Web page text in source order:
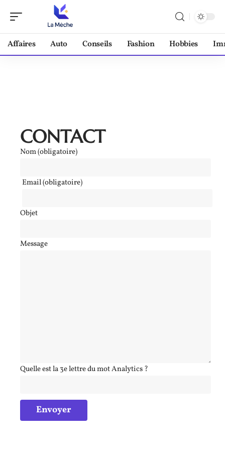
Affaires Auto Conseils Fashion Hobbies
CONTACT
Nom (obligatoire)
Email (obligatoire)
Objet
Message
Quelle est la 3e lettre du mot Analytics ?